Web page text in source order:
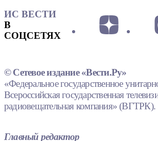
ИС ВЕСТИ
В
СОЦСЕТЯХ
© Сетевое издание «Вести.Ру»
«Федеральное государственное
Всероссийская государственная
радиовещательная компания» (ВГТРК).
Главный редактор